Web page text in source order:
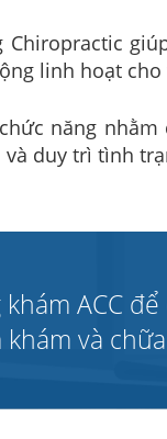
linh hoạt
năng
duy trì tình
ACC
và